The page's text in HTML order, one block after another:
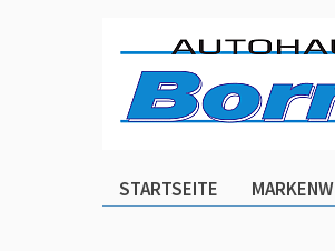
STARTSEITE